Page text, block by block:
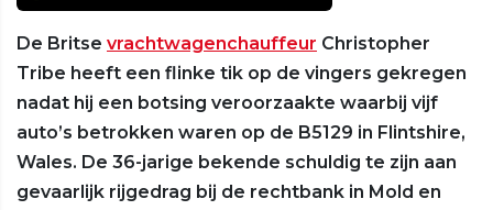
De Britse vrachtwagenchauffeur Christopher
Tribe heeft een flinke tik op de vingers gekregen
nadat hij een botsing veroorzaakte waarbij vijf
auto’s betrokken waren op de B5129 in Flintshire,
Wales. De 36-jarige bekende schuldig te zijn aan
gevaarlijk rijgedrag bij de rechtbank in Mold en